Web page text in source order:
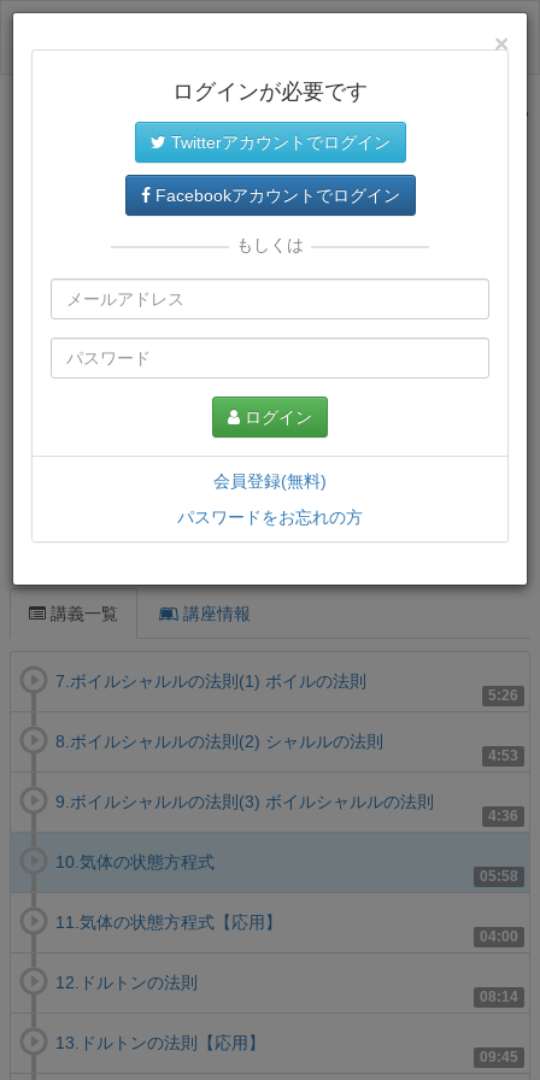
サイトトップに戻る
プレミアム会員では、教材がダウンロードでき、快適な動画
再生環境が提供されます。
講義一覧 講座情報
5:26
7.ボイルシャルルの法則(1) ボイルの法則
4:53
8.ボイルシャルルの法則(2) シャルルの法則
4:36
9.ボイルシャルルの法則(3) ボイルシャルルの法則
05:58
10.気体の状態方程式
04:00
11.気体の状態方程式【応用】
08:14
12.ドルトンの法則
09:45
13.ドルトンの法則【応用】
×
ログインが必要です
Twitterアカウントでログイン
Facebookアカウントでログイン
もしくは
ログイン
会員登録(無料)
パスワードをお忘れの方